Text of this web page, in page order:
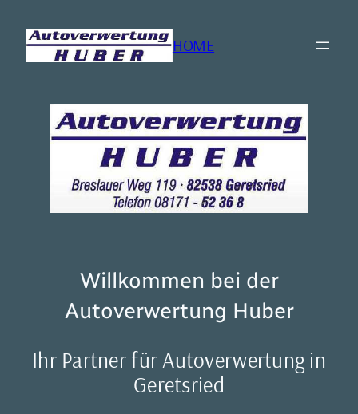
Inhalt
springen
HOME
Willkommen bei der
Autoverwertung Huber
Ihr Partner für Autoverwertung in
Geretsried